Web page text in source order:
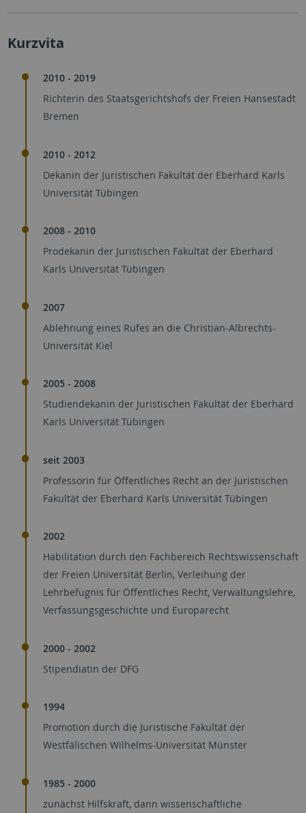
Kurzvita
2010 - 2019
Richterin des Staatsgerichtshofs der Freien Hansestadt
Bremen
2010 - 2012
Dekanin der Juristischen Fakultät der Eberhard Karls
Universität Tübingen
2008 - 2010
Prodekanin der Juristischen Fakultät der Eberhard
Karls Universität Tübingen
2007
Ablehnung eines Rufes an die Christian-Albrechts-
Universität Kiel
2005 - 2008
Studiendekanin der Juristischen Fakultät der Eberhard
Karls Universität Tübingen
seit 2003
Professorin für Öffentliches Recht an der Juristischen
Fakultät der Eberhard Karls Universität Tübingen
2002
Habilitation durch den Fachbereich Rechtswissenschaft
der Freien Universität Berlin, Verleihung der
Lehrbefugnis für Öffentliches Recht, Verwaltungslehre,
Verfassungsgeschichte und Europarecht
2000 - 2002
Stipendiatin der DFG
1994
Promotion durch die Juristische Fakultät der
Westfälischen Wilhelms-Universität Münster
1985 - 2000
zunächst Hilfskraft, dann wissenschaftliche